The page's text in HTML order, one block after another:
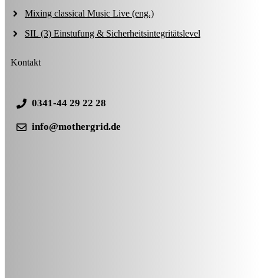
Mixing classical Music Live (eng.)
SIL (3) Einstufung & Sicherheitsintegritätslevel
Kontakt
0341-44 29 22 28
info@mothergrid.de